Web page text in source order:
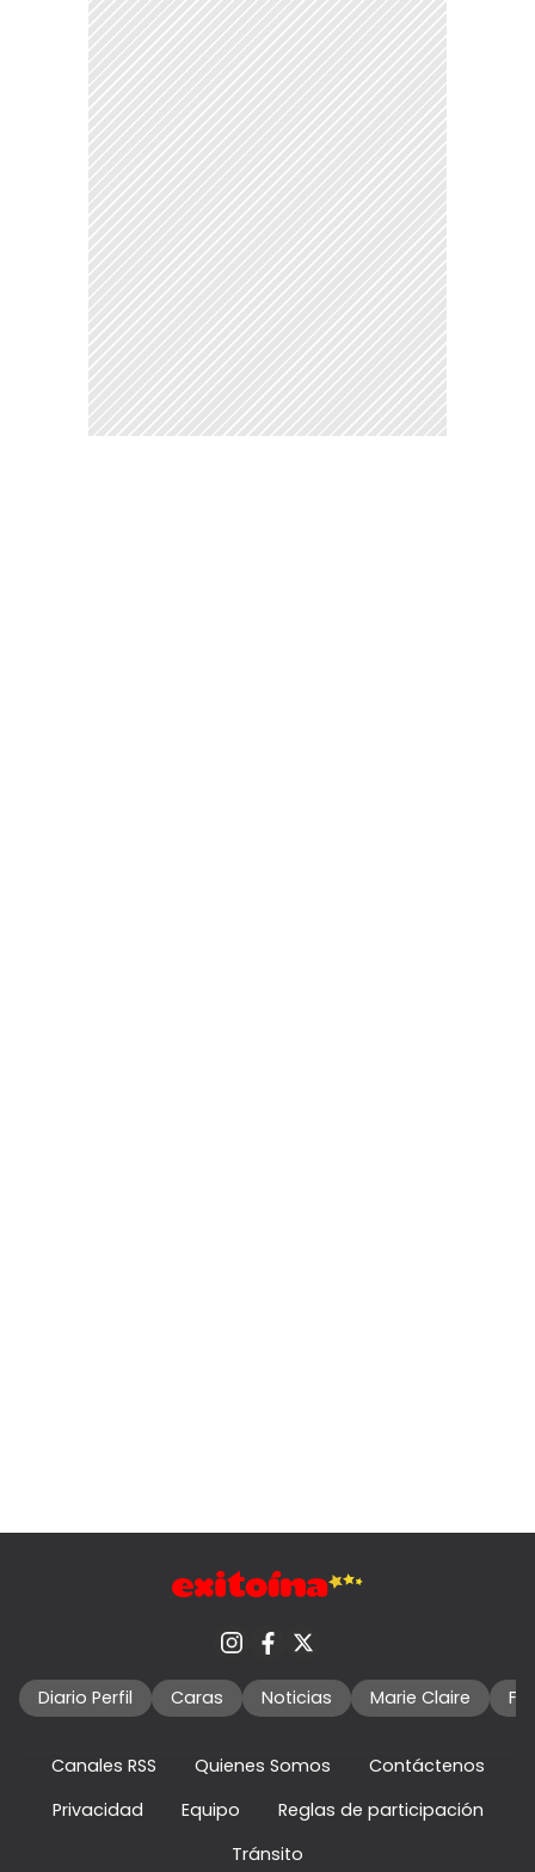
Diario Perfil Caras Noticias Marie Claire
Canales RSS Quienes Somos
Contáctenos
Privacidad
Equipo
Reglas de participación
Tránsito